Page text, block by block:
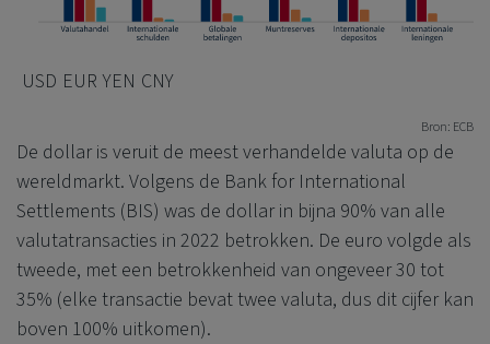
USD EUR YEN CNY
Bron: ECB
De dollar is veruit de meest verhandelde valuta op de
wereldmarkt. Volgens de Bank for International
Settlements (BIS) was de dollar in bijna 90% van alle
valutatransacties in 2022 betrokken. De euro volgde als
tweede, met een betrokkenheid van ongeveer 30 tot
35% (elke transactie bevat twee valuta, dus dit cijfer kan
boven 100% uitkomen).